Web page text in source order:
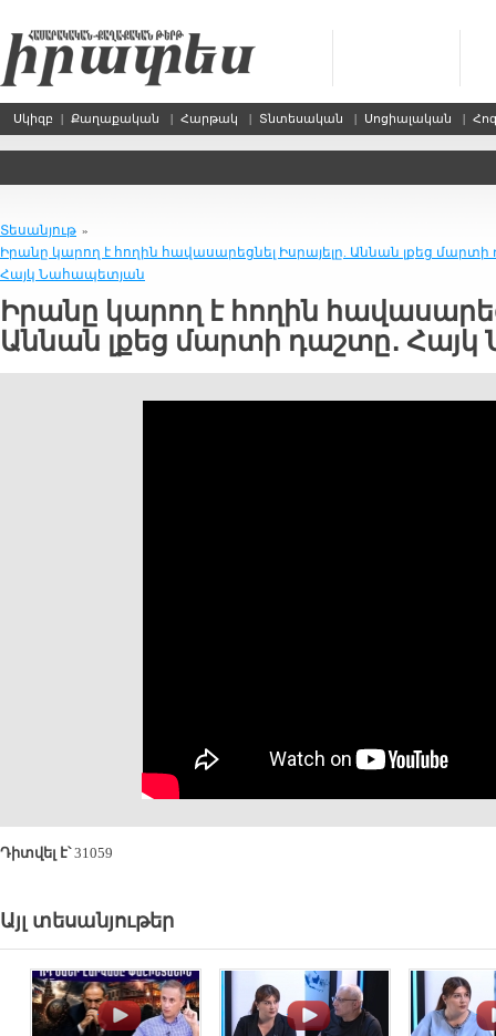
Սկիզբ | Քաղաքական | Հարթակ | Տնտեսական | Սոցիալական |
Տեսանյութ »
Իրանը կարող է հողին հավասարեցնել Իսրայելը. Աննան լքեց մարտի
Հայկ Նահապետյան
Իրանը կարող է հողին
Աննան լքեց մարտի դաշտը․
Դիտվել է՝31059
Այլ տեսանյութեր
. . .